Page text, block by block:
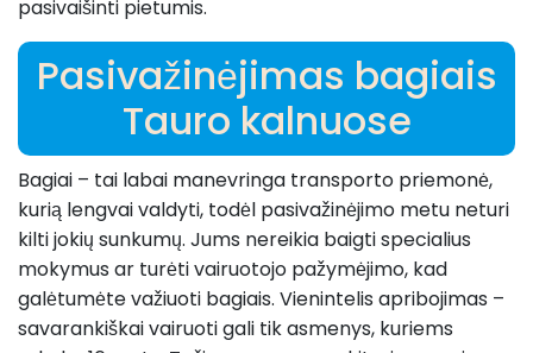
pasivaišinti pietumis.
Pasivažinėjimas bagiais
Tauro kalnuose
Bagiai – tai labai manevringa transporto priemonė,
kurią lengvai valdyti, todėl pasivažinėjimo metu neturi
kilti jokių sunkumų. Jums nereikia baigti specialius
mokymus ar turėti vairuotojo pažymėjimo, kad
galėtumėte važiuoti bagiais. Vienintelis apribojimas –
savarankiškai vairuoti gali tik asmenys, kuriems